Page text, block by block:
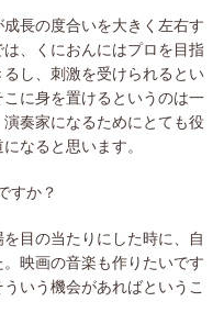
長の度合いを大きく左右す
、くにおんにはプロを目指
し、刺激を受けられるとい
に身を置けるというのは一
奏家になるためにとても役
なると思います。
すか？
目の当たりにした時に、自
映画の音楽も作りたいです
いう機会があればというこ